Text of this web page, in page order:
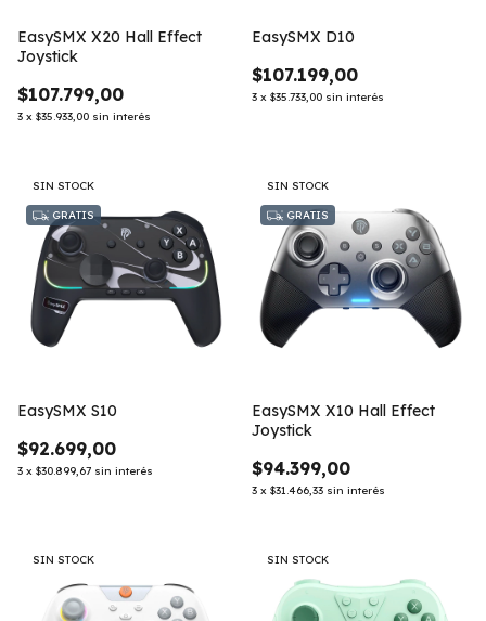
EasySMX X20 Hall Effect
Joystick
$107.799,00
3 x $35.933,00 sin interés
EasySMX D10
$107.199,00
3 x $35.733,00 sin interés
SIN STOCK
GRATIS
EasySMX S10
$92.699,00
3 x $30.899,67 sin interés
SIN STOCK
GRATIS
EasySMX X10 Hall Effect
Joystick
$94.399,00
3 x $31.466,33 sin interés
SIN STOCK SIN STOCK